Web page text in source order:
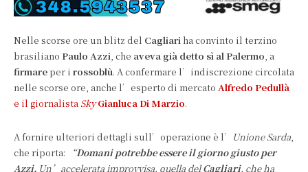
Nelle scorse ore un blitz del Cagliari ha convinto il terzino
brasiliano Paulo Azzi , che aveva già detto sì al Palermo , a
firmareper i rossoblù. A confermare l’indiscrezione circolata
nelle scorse ore, anche l’esperto di mercato Alfredo Pedullà
e il giornalista SkyGianluca Di Marzio.
A fornire ulteriori dettagli sull’operazione è l’ Unione Sarda
che riporta: “Domani potrebbe essere il giorno giusto per
Azzi. Un’accelerata improvvisa, quella delCagliari, che ha